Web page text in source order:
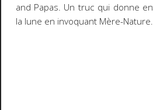
and Papas. Un truc qui donne
la lune en invoquant Mère-